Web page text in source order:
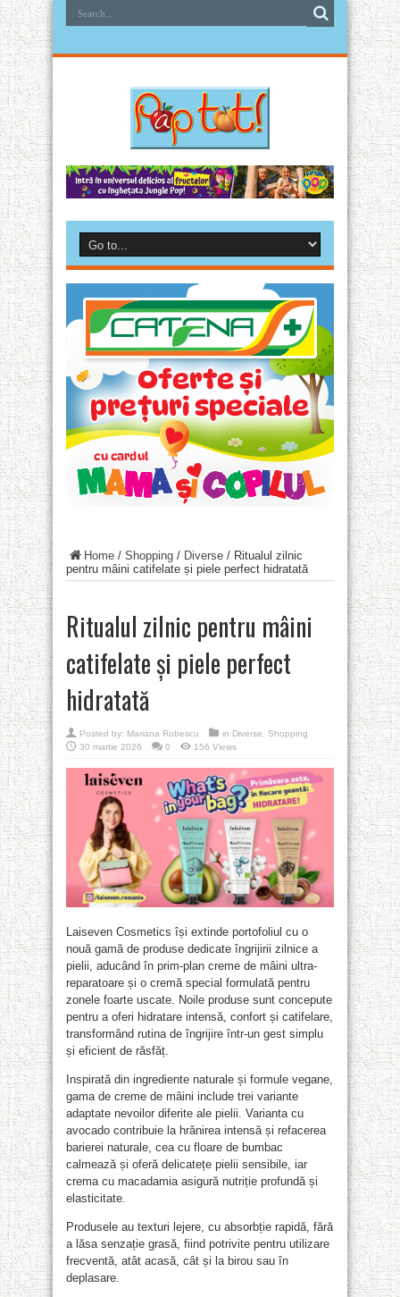
Home / Shopping / Diverse / Ritualul zilnic
pentru mâini catifelate și piele perfect hidratată
Ritualul zilnic pentru mâini
catifelate și piele perfect
hidratată
Posted by: Mariana Robescu in Diverse
Shopping
30 martie 2026
0 156 Views
Laiseven Cosmetics își extinde portofoliul cu o
nouă gamă de produse dedicate îngrijirii zilnice a
pielii, aducând în prim-plan creme de mâini ultra-
reparatoare și o cremă special formulată pentru
zonele foarte uscate. Noile produse sunt concepute
pentru a oferi hidratare intensă, confort și catifelare,
transformând rutina de îngrijire într-un gest simplu
și eficient de răsfăț.
Inspirată din ingrediente naturale și formule vegane,
gama de creme de mâini include trei variante
adaptate nevoilor diferite ale pielii. Varianta cu
avocado contribuie la hrănirea intensă și refacerea
barierei naturale, cea cu floare de bumbac
calmează și oferă delicatețe pielii sensibile, iar
crema cu macadamia asigură nutriție profundă și
elasticitate.
Produsele au texturi lejere, cu absorbție rapidă, fără
a lăsa senzație grasă, fiind potrivite pentru utilizare
frecventă, atât acasă, cât și la birou sau în
deplasare.